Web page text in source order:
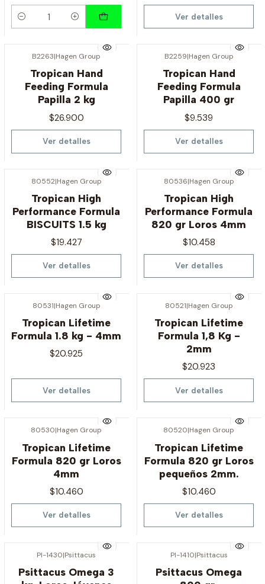
Cantidad
Ver detalles
B2263|Hagen Group
Tropican Hand
Feeding Formula
Papilla 2 kg
$26.900
Ver detalles
B2259|Hagen Group
Tropican Hand
Feeding Formula
Papilla 400 gr
$9.539
Ver detalles
80552|Hagen Group
Tropican High
Performance Formula
BISCUITS 1.5 kg
$19.427
Ver detalles
80536|Hagen Group
Tropican High
Performance Formula
820 gr Loros 4mm
$10.458
Ver detalles
80531|Hagen Group
Tropican Lifetime
Formula 1.8 kg - 4mm
$20.925
Ver detalles
80521|Hagen Group
Tropican Lifetime
Formula 1,8 Kg -
2mm
$20.923
Ver detalles
80530|Hagen Group
Tropican Lifetime
Formula 820 gr Loros
4mm
$10.460
Ver detalles
80520|Hagen Group
Tropican Lifetime
Formula 820 gr Loros
pequeños 2mm.
$10.460
Ver detalles
PI-1430|Psittacus
Psittacus Omega 3
PI-1410|Psittacus
Psittacus Omega